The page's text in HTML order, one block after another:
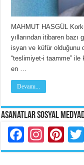
MAHMUT HASGÜL
yıllarından itibaren bazı
isyan ve küfür olduğunu
“teslimiyet-i taamme”
en …
Devamı...
Asanatlar Sosyal